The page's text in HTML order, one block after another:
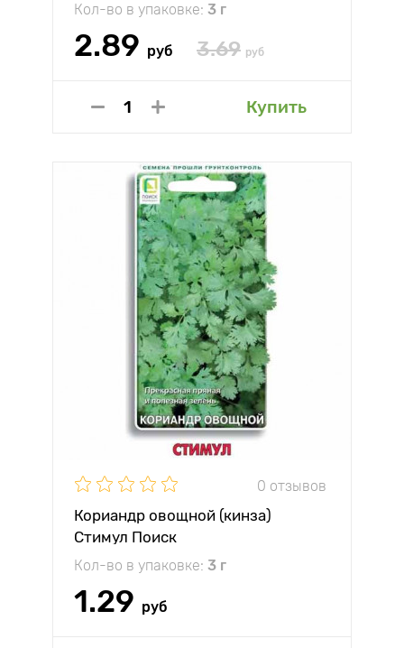
Кол-во в упаковке: 3 г
2.89 руб 3.69 руб
Купить
0 отзывов
Кориандр овощной (кинза)
Стимул Поиск
Кол-во в упаковке: 3 г
1.29 руб